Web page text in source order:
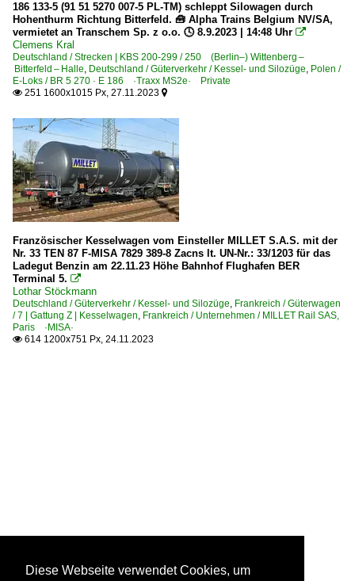
186 133-5 (91 51 5270 007-5 PL-TM) schleppt Silowagen durch
Hohenthurm Richtung Bitterfeld. 🧰 Alpha Trains Belgium NV/SA,
vermietet an Transchem Sp. z o.o. 🕓 8.9.2023 | 14:48 Uhr 
Clemens Kral
Deutschland / Strecken | KBS 200-299 / 250 (Berlin–) Wittenberg –
Bitterfeld – Halle, Deutschland / Güterverkehr / Kessel- und Silozüge, Polen /
E-Loks / BR 5 270 · E 186 ·Traxx MS2e· Private
 251 1600x1015 Px, 27.11.2023 
Französischer Kesselwagen vom Einsteller MILLET S.A.S. mit der
Nr. 33 TEN 87 F-MISA 7829 389-8 Zacns lt. UN-Nr.: 33/1203 für das
Ladegut Benzin am 22.11.23 Höhe Bahnhof Flughafen BER
Terminal 5. 
Lothar Stöckmann
Deutschland / Güterverkehr / Kessel- und Silozüge, Frankreich / Güterwagen
/ 7 | Gattung Z | Kesselwagen, Frankreich / Unternehmen / MILLET Rail SAS,
Paris ·MISA·
 614 1200x751 Px, 24.11.2023
Diese Webseite verwendet Cookies, um